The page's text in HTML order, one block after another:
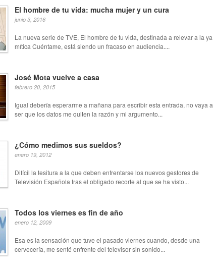
El hombre de tu vida: mucha mujer y un cura
junio 3, 2016
La nueva serie de TVE, El hombre de tu vida, destinada a relevar a la ya
mítica Cuéntame, está siendo un fracaso en audiencia....
José Mota vuelve a casa
febrero 20, 2015
Igual debería esperarme a mañana para escribir esta entrada, no vaya a
ser que los datos me quiten la razón y mi argumento...
¿Cómo medimos sus sueldos?
enero 19, 2012
Difícil la tesitura a la que deben enfrentarse los nuevos gestores de
Televisión Española tras el obligado recorte al que se ha visto...
Todos los viernes es fin de año
enero 12, 2009
Esa es la sensación que tuve el pasado viernes cuando, desde una
cervecería, me senté enfrente del televisor sin sonido...